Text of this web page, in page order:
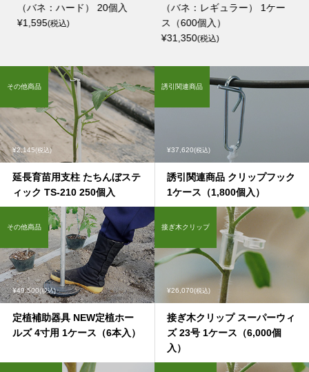
（バネ：ハード） 20個入
¥1,595(税込)
（バネ：レギュラー） 1ケー
ス（600個入）
¥31,350(税込)
¥2,145(税込)
延長育苗用支柱 たちんぼステ
ィック TS-210 250個入
その他商品
¥37,620(税込)
誘引関連商品 クリップフック
1ケース（1,800個入）
誘引関連商品
¥49,500(税込)
定植補助器具 NEW定植ホー
ルズ 4寸用 1ケース（6本入）
その他商品
¥26,070(税込)
接ぎ木クリップ スーパーウィ
ズ 23号 1ケース（6,000個
入）
接ぎ木クリップ